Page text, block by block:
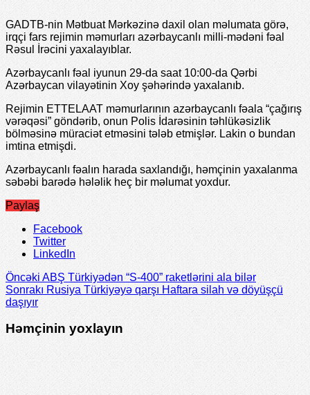
GADTB-nin Mətbuat Mərkəzinə daxil olan məlumata görə,
irqçi fars rejimin məmurları azərbaycanlı milli-mədəni fəal
Rəsul İrəcini yaxalayıblar.
Azərbaycanlı fəal iyunun 29-da saat 10:00-da Qərbi
Azərbaycan vilayətinin Xoy şəhərində yaxalanıb.
Rejimin ETTELAAT məmurlarının azərbaycanlı fəala “çağırış
vərəqəsi” göndərib, onun Polis İdarəsinin təhlükəsizlik
bölməsinə müraciət etməsini tələb etmişlər. Lakin o bundan
imtina etmişdi.
Azərbaycanlı fəalın harada saxlandığı, həmçinin yaxalanma
səbəbi barədə hələlik heç bir məlumat yoxdur.
Paylaş
Facebook
Twitter
LinkedIn
ÖncəkiABŞ Türkiyədən “S-400” raketlərini ala bilər
Sonrakı Rusiya Türkiyəyə qarşı Haftara silah və döyüşçü
daşıyır
Həmçinin yoxlayın